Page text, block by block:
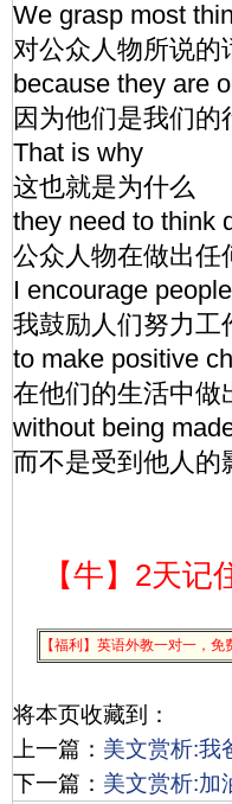
We grasp most
对公众人物所说的
because they are
因为他们是我们的
That is why
这也就是为什么
they need to think
公众人物在做出任
I encourage
我鼓励人们努力工
to make positive
在他们的生活中做
without being
而不是受到他人的
【牛】2天记
【福利】英语外教一对一，
将本页收藏到：
上一篇： 美文赏析:我
下一篇： 美文赏析:加